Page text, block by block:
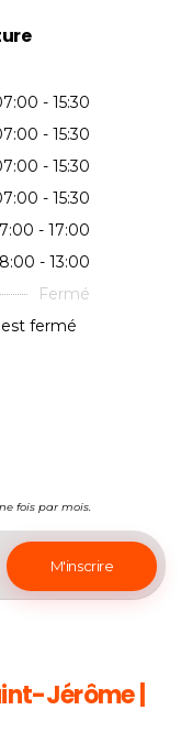
- 15:30
- 15:30
- 15:30
- 15:30
- 17:00
- 13:00
Fermé
fermé
fois par mois.
Jérôme |